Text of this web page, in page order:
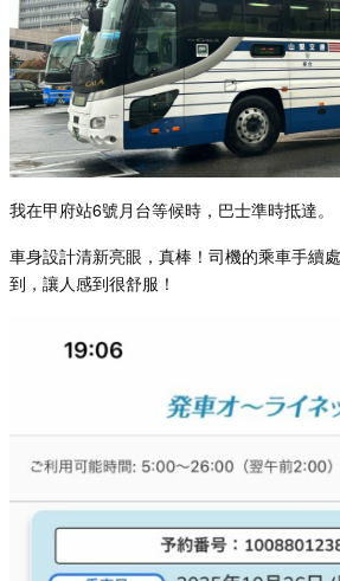
我在甲府站6號月台等候時，巴士準時抵達。
車身設計清新亮眼，真棒！司機的乘車手續
到，讓人感到很舒服！